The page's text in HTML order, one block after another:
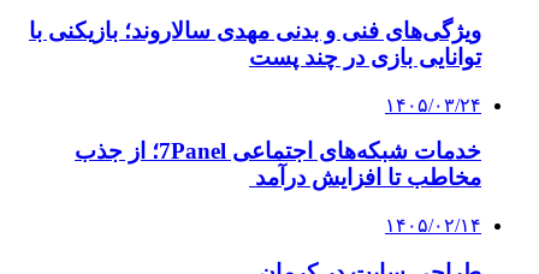
ویژگی‌های فنی و بدنی مهدی سالاروند؛ بازیکنی با
توانایی بازی در چند پست
۱۴۰۵/۰۳/۲۴
خدمات شبکه‌های اجتماعی 7Panel؛ از جذب
مخاطب تا افزایش درآمد
۱۴۰۵/۰۲/۱۴